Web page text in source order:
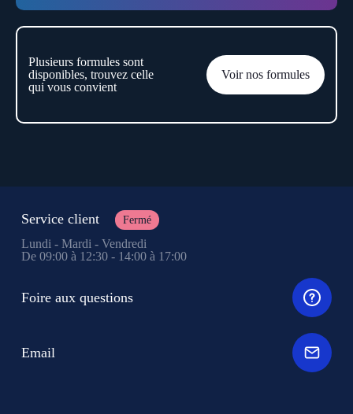
Plusieurs formules sont
disponibles, trouvez celle
qui vous convient
Voir nos formules
Service client Fermé
Lundi - Mardi - Vendredi
De 09:00 à 12:30 - 14:00 à 17:00
Foire aux questions
Email